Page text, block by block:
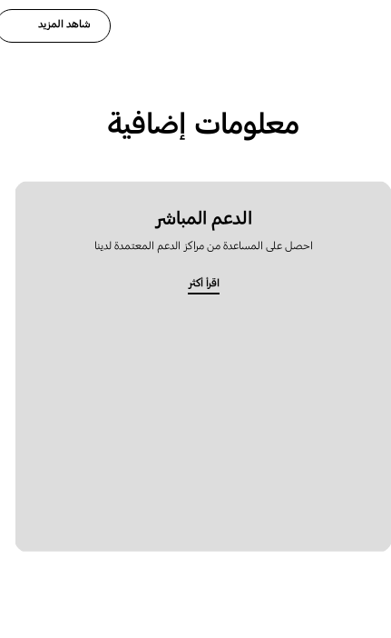
شاهد المزيد
معلومات إضافية
الدعم المباشر
احصل على المساعدة من مراكز الدعم المعتمدة لدينا
اقرأ أكثر